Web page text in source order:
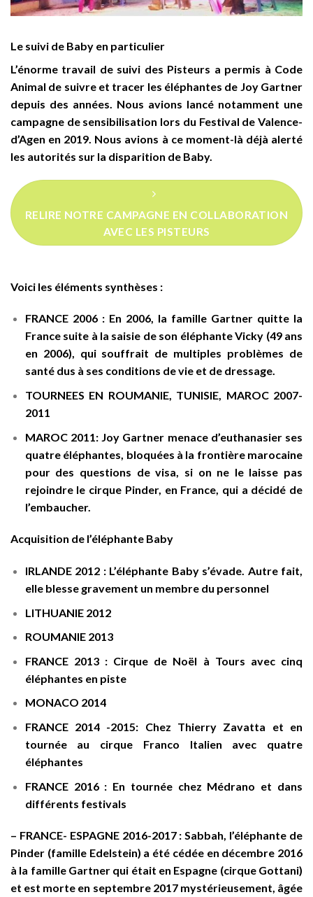
Le suivi de Baby en particulier
L’énorme travail de suivi des Pisteurs a permis à Code
Animal de suivre et tracer les éléphantes de Joy Gartner
depuis des années. Nous avions lancé notamment une
campagne de sensibilisation lors du Festival de Valence-
d’Agen en 2019. Nous avions à ce moment-là déjà alerté
les autorités sur la disparition de Baby.
RELIRE NOTRE CAMPAGNE EN COLLABORATION
AVEC LES PISTEURS
Voici les éléments synthèses :
FRANCE 2006 : En 2006, la famille Gartner quitte la
France suite à la saisie de son éléphante Vicky (49 ans
en 2006), qui souffrait de multiples problèmes de
santé dus à ses conditions de vie et de dressage.
TOURNEES EN ROUMANIE, TUNISIE, MAROC 2007-
2011
MAROC 2011: Joy Gartner menace d’euthanasier ses
quatre éléphantes, bloquées à la frontière marocaine
pour des questions de visa, si on ne le laisse pas
rejoindre le cirque Pinder, en France, qui a décidé de
l’embaucher.
Acquisition de l’éléphante Baby
IRLANDE 2012 : L’éléphante Baby s’évade. Autre fait,
elle blesse gravement un membre du personnel
LITHUANIE 2012
ROUMANIE 2013
FRANCE 2013 : Cirque de Noël à Tours avec cinq
éléphantes en piste
MONACO 2014
FRANCE 2014 -2015: Chez Thierry Zavatta et en
tournée au cirque Franco Italien avec quatre
éléphantes
FRANCE 2016 : En tournée chez Médrano et dans
différents festivals
– FRANCE- ESPAGNE 2016-2017 : Sabbah, l’éléphante de
Pinder (famille Edelstein) a été cédée en décembre 2016
à la famille Gartner qui était en Espagne (cirque Gottani)
et est morte en septembre 2017mystérieusement, âgée